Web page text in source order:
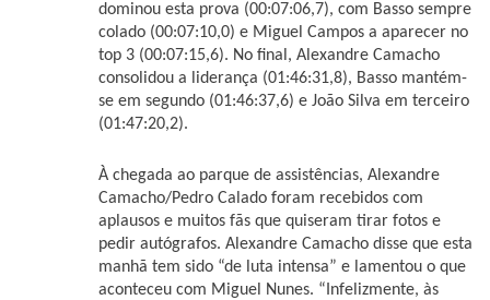
dominou esta prova (00:07:06,7), com Basso sempre
colado (00:07:10,0) e Miguel Campos a aparecer no
top 3 (00:07:15,6). No final, Alexandre Camacho
consolidou a liderança (01:46:31,8), Basso mantém-
se em segundo (01:46:37,6) e João Silva em terceiro
(01:47:20,2).
À chegada ao parque de assistências, Alexandre
Camacho/Pedro Calado foram recebidos com
aplausos e muitos fãs que quiseram tirar fotos e
pedir autógrafos. Alexandre Camacho disse que esta
manhã tem sido “de luta intensa” e lamentou o que
aconteceu com Miguel Nunes. “Infelizmente, às